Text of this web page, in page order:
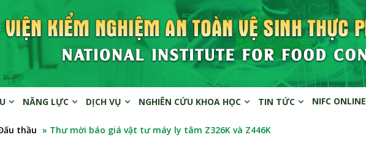
NĂNG LỰC DỊCH VỤ NGHIÊN CỨU KHOA HỌC TIN TỨC NIFC ONLINE
thầu » Thư mời báo giá vật tư máy ly tâm Z326K và Z446K